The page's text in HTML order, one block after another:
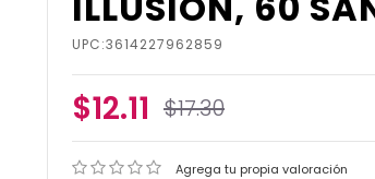
UPC:3614227962859
$12.11 $17.30
Agrega tu propia valoración